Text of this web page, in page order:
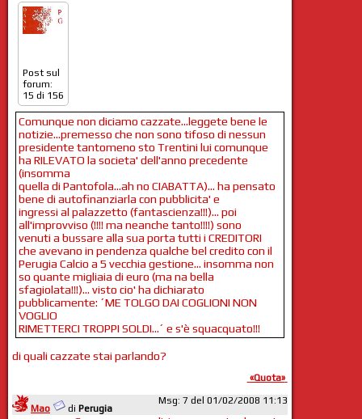
Post sul
forum:
15 di 156
Comunque non diciamo cazzate...leggete bene le
notizie...premesso che non sono tifoso di nessun
presidente tantomeno sto Trentini lui comunque
ha RILEVATO la societa' dell'anno precedente
(insomma
quella di Pantofola...ah no CIABATTA)... ha pensato
bene di autofinanziarla con pubblicita' e
ingressi al palazzetto (fantascienza!!!)... poi
all'improvviso (!!!! ma neanche tanto!!!!) sono
venuti a bussare alla sua porta tutti i CREDITORI
che avevano in pendenza qualche bel credito con il
Perugia Calcio a 5 vecchia gestione... insomma non
so quante migliaia di euro (ma na bella
sfagiolata!!!)... visto cio' ha dichiarato
pubblicamente: ´ME TOLGO DAI COGLIONI NON
VOGLIO
RIMETTERCI TROPPI SOLDI...´ e s'è squacquato!!!
di quali cazzate stai parlando?
«Quota»
Mao di Perugia
Msg: 7 del 01/02/2008 11:13